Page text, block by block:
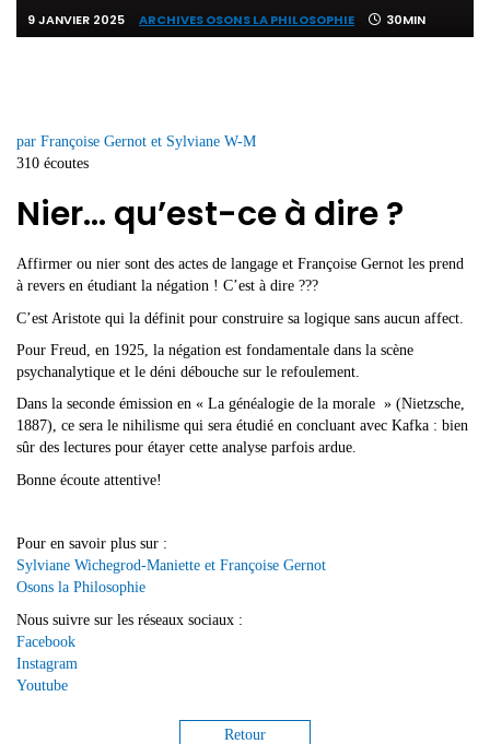
9 JANVIER 2025 ARCHIVES OSONS LA PHILOSOPHIE 30MIN
par Françoise Gernot et Sylviane W-M
310 écoutes
Nier… qu’est-ce à dire ?
Affirmer ou nier sont des actes de langage et Françoise Gernot les prend
à revers en étudiant la négation ! C’est à dire ???
C’est Aristote qui la définit pour construire sa logique sans aucun affect.
Pour Freud, en 1925, la négation est fondamentale dans la scène
psychanalytique et le déni débouche sur le refoulement.
Dans la seconde émission en « La généalogie de la morale » (Nietzsche,
1887), ce sera le nihilisme qui sera étudié en concluant avec Kafka : bien
sûr des lectures pour étayer cette analyse parfois ardue.
Bonne écoute attentive!
Pour en savoir plus sur :
Sylviane Wichegrod-Maniette et Françoise Gernot
Osons la Philosophie
Nous suivre sur les réseaux sociaux :
Facebook
Instagram
Youtube
Retour